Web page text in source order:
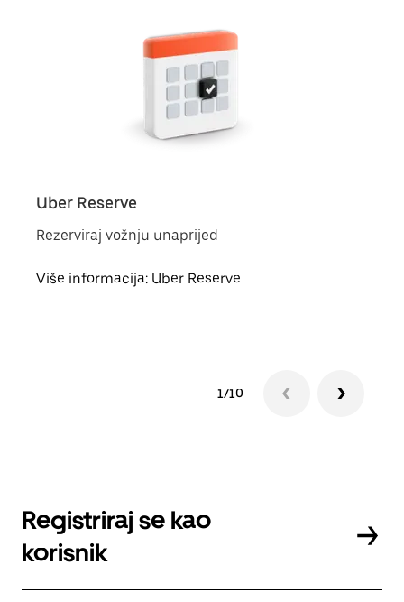
Uber Reserve
Rezerviraj vožnju unaprijed
Više informacija: Uber Reserve
1/10
Registriraj se kao
korisnik